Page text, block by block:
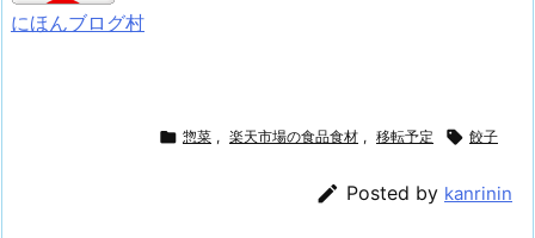
にほんブログ村
 惣菜 , 楽天市場の食品食材 , 移転予定  餃子
 Posted by kanrinin